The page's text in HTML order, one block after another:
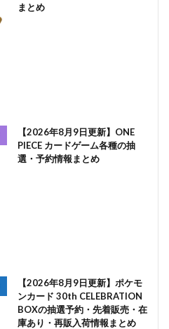
まとめ
【2026年8月9日更新】ONE
PIECE カードゲーム各種の抽
選・予約情報まとめ
【2026年8月9日更新】ポケモ
ンカード 30th CELEBRATION
BOXの抽選予約・先着販売・在
庫あり・再販入荷情報まとめ